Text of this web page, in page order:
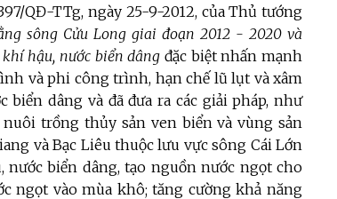
QĐ-TTg, ngày 25-9-2012, của Thủ tướng
sông Cửu Long giai đoạn 2012 - 2020 và
hậu, nước biển dâng đặc biệt nhấn mạnh
và phi công trình, hạn chế lũ lụt và xâm
dâng và đã đưa ra các giải pháp, như
trồng thủy sản ven biển và vùng sản
và Bạc Liêu thuộc lưu vực sông Cái Lớn
biển dâng, tạo nguồn nước ngọt cho
ngọt vào mùa khô; tăng cường khả năng